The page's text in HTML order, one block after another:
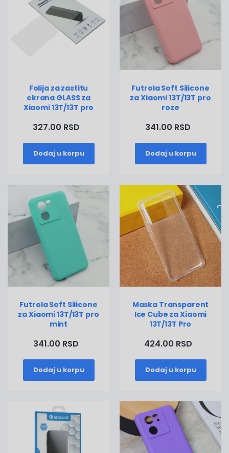
Folija za zastitu
ekrana GLASS za
Xiaomi 13T/13T pro
327.00 RSD
Dodaj u korpu
Futrola Soft Silicone
za Xiaomi 13T/13T pro
roze
341.00 RSD
Dodaj u korpu
Futrola Soft Silicone
za Xiaomi 13T/13T pro
mint
341.00 RSD
Dodaj u korpu
Maska Transparent
Ice Cube za Xiaomi
13T/13T Pro
424.00 RSD
Dodaj u korpu